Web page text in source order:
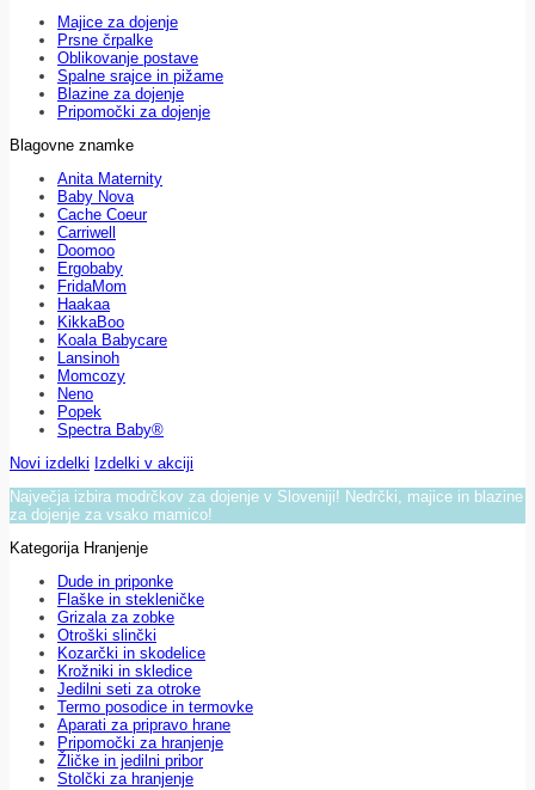
Majice za dojenje
Prsne črpalke
Oblikovanje postave
Spalne srajce in pižame
Blazine za dojenje
Pripomočki za dojenje
Blagovne znamke
Anita Maternity
Baby Nova
Cache Coeur
Carriwell
Doomoo
Ergobaby
FridaMom
Haakaa
KikkaBoo
Koala Babycare
Lansinoh
Momcozy
Neno
Popek
Spectra Baby®
Novi izdelki Izdelki v akciji
Največja izbira modrčkov za dojenje v Sloveniji! Nedrčki, majice in blazine
za dojenje za vsako mamico!
Kategorija Hranjenje
Dude in priponke
Flaške in stekleničke
Grizala za zobke
Otroški slinčki
Kozarčki in skodelice
Krožniki in skledice
Jedilni seti za otroke
Termo posodice in termovke
Aparati za pripravo hrane
Pripomočki za hranjenje
Žličke in jedilni pribor
Stolčki za hranjenje